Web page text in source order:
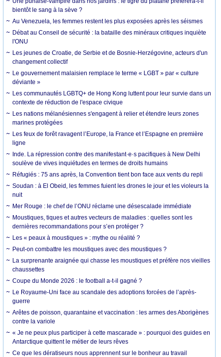
bientôt le sang à la sève ?
Au Venezuela, les femmes restent les plus exposées après les séismes
Débat au Conseil de sécurité : la bataille des minéraux critiques inquiète
l'ONU
Les jeunes de Croatie, de Serbie et de Bosnie-Herzégovine, acteurs d'un
changement collectif
Le gouvernement malaisien remplace le terme « LGBT » par « culture
déviante »
Les communautés LGBTQ+ de Hong Kong luttent pour leur survie dans un
contexte de réduction de l'espace civique
Les nations mélanésiennes s'engagent à relier et étendre leurs zones
marines protégées
Les feux de forêt ravagent l’Europe, la France et l’Espagne en première
ligne
Inde. La répression contre des manifestant·e·s pacifiques à New Delhi
soulève de vives inquiétudes en termes de droits humains
Réfugiés : 75 ans après, la Convention tient bon face aux vents du repli
Soudan : à El Obeid, les femmes fuient les drones le jour et les violeurs la
nuit
Mer Rouge : le chef de l’ONU réclame une désescalade immédiate
Moustiques, tiques et autres vecteurs de maladies : quelles sont les
dernières recommandations pour s’en protéger ?
Les « peaux à moustiques » : mythe ou réalité ?
Peut-on combattre les moustiques avec des moustiques ?
La surprenante araignée qui chasse les moustiques et préfère nos vieilles
chaussettes
Coupe du Monde 2026 : le football a-t-il gagné ?
Le Royaume-Uni face au scandale des adoptions forcées de l’après-
guerre
Arêtes de poisson, quarantaine et vaccination : les armes des Aborigènes
contre la variole
« Je ne peux plus participer à cette mascarade » : pourquoi des guides en
Antarctique quittent le métier de leurs rêves
Ce que les dératiseurs nous apprennent sur le bonheur au travail